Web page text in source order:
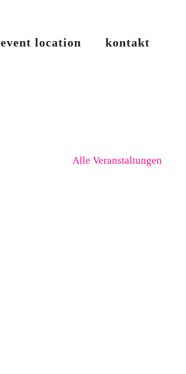
event location kontakt
Alle Veranstaltungen